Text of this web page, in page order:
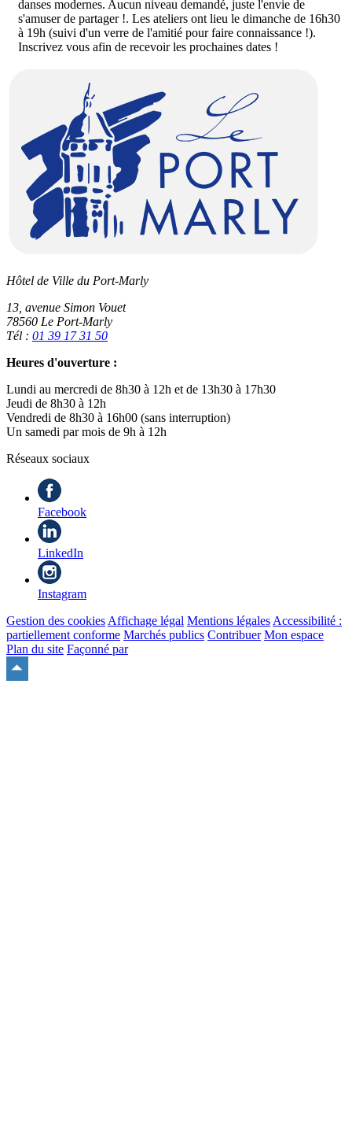
danses modernes. Aucun niveau demandé, juste l'envie de
s'amuser de partager !. Les ateliers ont lieu le dimanche de 16h30
à 19h (suivi d'un verre de l'amitié pour faire connaissance !).
Inscrivez vous afin de recevoir les prochaines dates !
Hôtel de Ville du Port-Marly
13, avenue Simon Vouet
78560 Le Port-Marly
Tél : 01 39 17 31 50
Heures d'ouverture :
Lundi au mercredi de 8h30 à 12h et de 13h30 à 17h30
Jeudi de 8h30 à 12h
Vendredi de 8h30 à 16h00 (sans interruption)
Un samedi par mois de 9h à 12h
Réseaux sociaux
Facebook
LinkedIn
Instagram
Gestion des cookies Affichage légal Mentions légales Accessibilité :
partiellement conforme Marchés publics Contribuer Mon espace
Plan du site Façonné par